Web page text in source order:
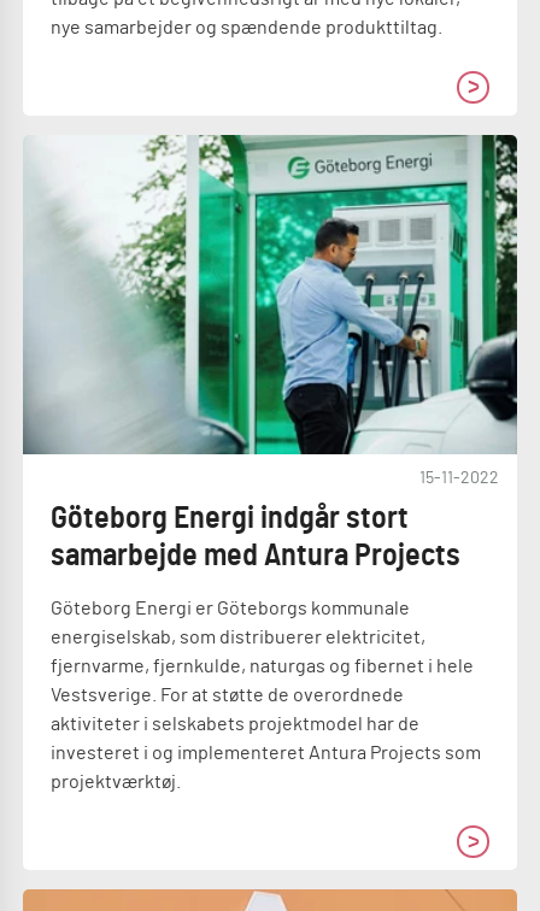
nye samarbejder og spændende produkttiltag.
15-11-2022
Göteborg Energi indgår stort
samarbejde med Antura Projects
Göteborg Energi er Göteborgs kommunale
energiselskab, som distribuerer elektricitet,
fjernvarme, fjernkulde, naturgas og fibernet i hele
Vestsverige. For at støtte de overordnede
aktiviteter i selskabets projektmodel har de
investeret i og implementeret Antura Projects som
projektværktøj.